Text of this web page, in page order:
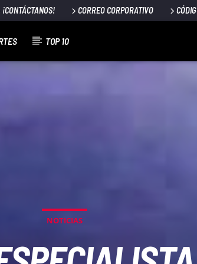
¡CONTÁCTANOS! CORREO CORPORATIVO
TOP 10
NOTICIAS